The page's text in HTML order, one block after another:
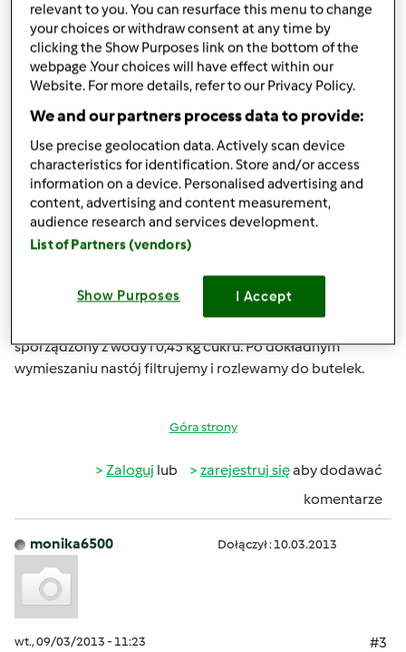
wsypujemy owoce, lekko je upychając. Zalewamy je
całkowicie wódka w proporcji - na 1 kg owoców pól litra
wódki. Zamknięte słoje odstawiamy w ciemne miejsce na
6-7 tygodni. Po upływie terminu odcedzamy i zlewamy do
butelki. Jeśli nalewka jest za słaba, przed spożyciem
dodajemy nieco spirytusu. Pozostałe owoce można
posypać cukrem i spożyć jako deser.
05. „NALEWKA PORZECZKOWA AROMATYCZNA”
W płóciennym woreczku wyciskamy sok z porzeczek
czerwonych, który wlewamy do słoja lub małego gąsiorka.
czystej wódki, dodajemy laskę cynamonu, 7-10
goździków, szczelnie zamykamy i stawiamy w ciemnym
sporządzony z wody i 0,45 kg cukru. Po dokładnym
wymieszaniu nastój filtrujemy i rozlewamy do butelek.
Góra strony
Zaloguj lub zarejestruj sięaby dodawać
komentarze
monika6500 Dołączył : 10.03.2013
wt., 09/03/2013 - 11:23
#3
relevant to you. You can resurface this menu to change
your choices or withdraw consent at any time by
clicking the Show Purposes link on the bottom of the
webpage .Your choices will have effect within our
Website. For more details, refer to our Privacy Policy.
We and our partners process data to provide:
Use precise geolocation data. Actively scan device
characteristics for identification. Store and/or access
information on a device. Personalised advertising and
content, advertising and content measurement,
audience research and services development.
List of Partners (vendors)
Show Purposes I Accept